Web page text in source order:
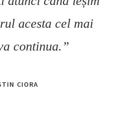
acesta cel mai
continua.”
CIORA